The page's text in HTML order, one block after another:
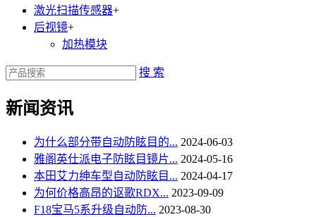
激光扫描传感器+
后视镜+
加热模块
搜 索
新闻资讯
为什么部分带自动防眩目的... 2024-06-03
雅阁英仕派电子防眩目镜片... 2024-05-16
本田艾力绅车型自动防眩目... 2024-04-17
为何价格高昂的讴歌RDX... 2023-09-09
F18宝马5系升级自动防... 2023-08-30